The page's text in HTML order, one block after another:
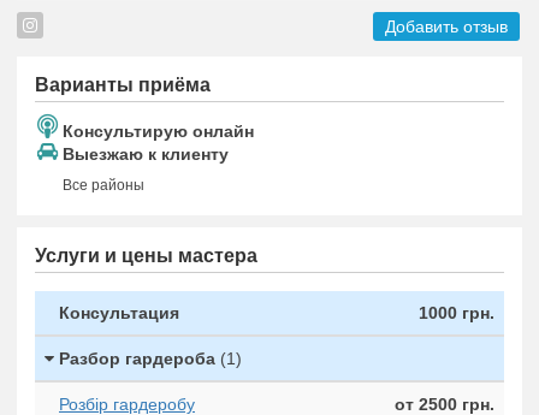
Добавить отзыв
Варианты приёма
Консультирую онлайн
Выезжаю к клиенту
Все районы
Услуги и цены мастера
Консультация 1000 грн.
Разбор гардероба (1)
Розбір гардеробу от 2500 грн.